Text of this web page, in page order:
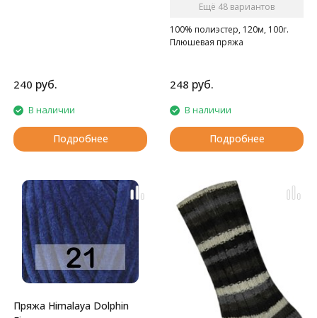
240 руб.
В наличии
Подробнее
Ещё 48 вариантов
100% полиэстер, 120м, 100г.
Плюшевая пряжа
248 руб.
В наличии
Подробнее
Пряжа Himalaya Dolphin